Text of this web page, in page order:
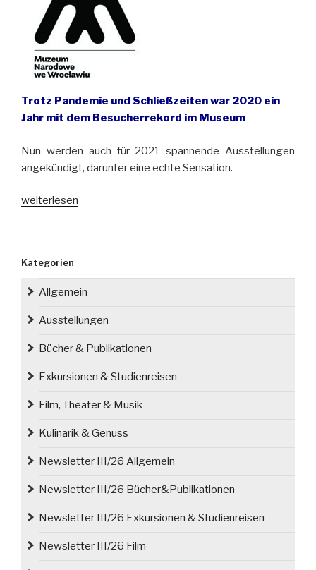
Trotz Pandemie und Schließzeiten war 2020 ein
Jahr mit dem Besucherrekord im Museum
Nun werden auch für 2021 spannende Ausstellungen
angekündigt, darunter eine echte Sensation.
„Ausstellungspläne
we
Wrocławiu/
Breslau
2021“
weiterlesen
Kategorien
Allgemein
Ausstellungen
Bücher & Publikationen
Exkursionen & Studienreisen
Film, Theater & Musik
Kulinarik & Genuss
Newsletter III/26 Allgemein
Newsletter III/26 Bücher&Publikationen
Newsletter III/26 Exkursionen & Studienreisen
Newsletter III/26 Film